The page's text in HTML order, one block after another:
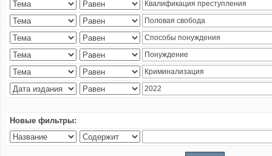
Новые фильтры: